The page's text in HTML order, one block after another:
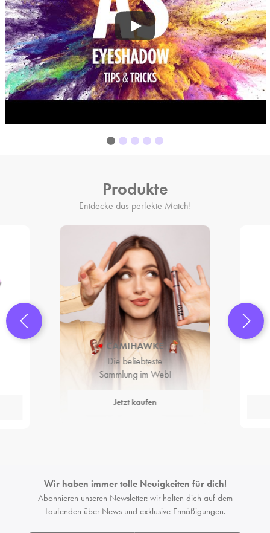
Produkte
Entdecke das perfekte Match!
CAMIHAWKE
Die beliebteste
Sammlung im Web!
Jetzt kaufen
Wir haben immer tolle Neuigkeiten für dich!
Abonnieren unseren Newsletter: wir halten dich auf dem
Laufenden über News und exklusive Ermäßigungen.